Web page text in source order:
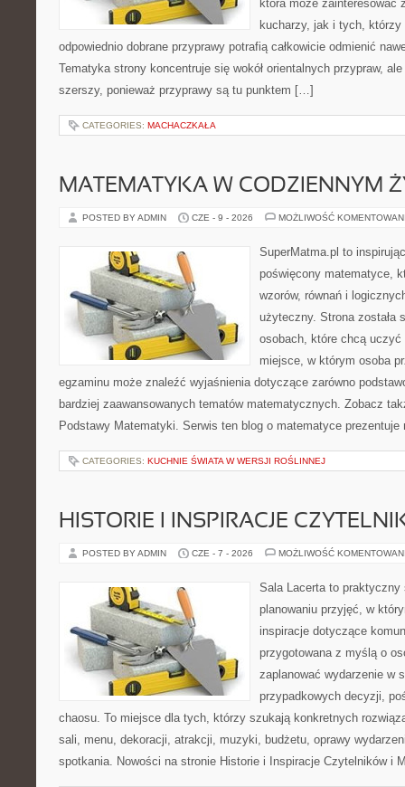
która może zainteresować
kucharzy, jak i tych, którzy
odpowiednio dobrane przyprawy potrafią całkowicie odmienić
Tematyka strony koncentruje się wokół orientalnych przypraw,
szerszy, ponieważ przyprawy są tu punktem […]
CATEGORIES: MACHACZKAŁA
MATEMATYKA W CODZIENNYM
POSTED BY ADMIN CZE - 9 - 2026 MOŻLIWOŚĆ
SuperMatma.pl to
poświęcony matematyce,
wzorów, równań i
użyteczny. Strona została
osobach, które chcą
miejsce, w którym osoba
egzaminu może znaleźć wyjaśnienia dotyczące zarówno
bardziej zaawansowanych tematów matematycznych. Zobacz
Podstawy Matematyki. Serwis ten blog o matematyce
CATEGORIES: KUCHNIE ŚWIATA W WERSJI ROŚLINNEJ
HISTORIE I INSPIRACJE
POSTED BY ADMIN CZE - 7 - 2026 MOŻLIWOŚĆ
Sala Lacerta to praktyczny
planowaniu przyjęć, w
inspiracje dotyczące
przygotowana z myślą o
zaplanować wydarzenie w
przypadkowych decyzji,
chaosu. To miejsce dla tych, którzy szukają konkretnych
sali, menu, dekoracji, atrakcji, muzyki, budżetu, oprawy
spotkania. Nowości na stronie Historie i Inspiracje Czytelników i